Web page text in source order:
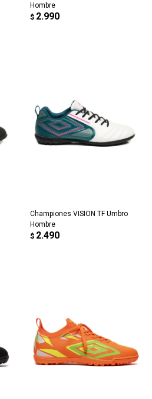
Hombre
$ 2.990
Championes VISION TF Umbro
Hombre
$ 2.490